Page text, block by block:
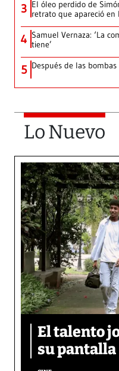
3 El óleo perdido de
retrato que apareció en
4 Samuel Vernaza: ‘La
tiene’
5 Después de las bombas
Lo Nuevo
El talento
su pantalla​